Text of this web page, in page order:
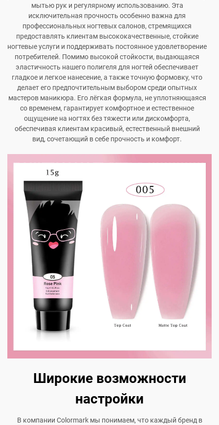
мытью рук и регулярному использованию. Эта
исключительная прочность особенно важна для
профессиональных ногтевых салонов, стремящихся
предоставлять клиентам высококачественные, стойкие
ногтевые услуги и поддерживать постоянное удовлетворение
потребителей. Помимо высокой стойкости, выдающаяся
эластичность нашего полигеля для ногтей обеспечивает
гладкое и легкое нанесение, а также точную формовку, что
делает его предпочтительным выбором среди опытных
мастеров маникюра. Его лёгкая формула, не уплотняющаяся
со временем, гарантирует комфортное и естественное
ощущение на ногтях без тяжести или дискомфорта,
обеспечивая клиентам красивый, естественный внешний
вид, сочетающий в себе прочность и комфорт.
Широкие возможности
настройки
В компании Colormark мы понимаем, что каждый бренд в